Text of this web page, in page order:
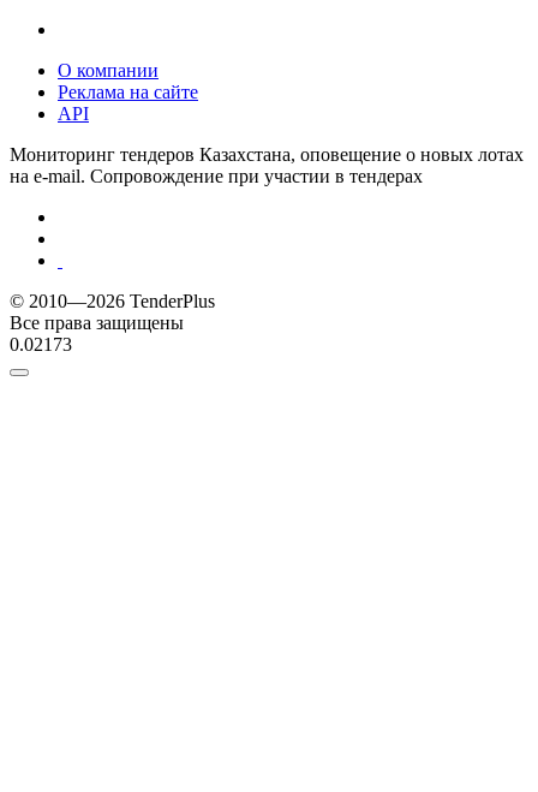
О компании
Реклама на сайте
API
Мониторинг тендеров Казахстана, оповещение о новых лотах
на e-mail. Сопровождение при участии в тендерах
© 2010—2026 TenderPlus
Все права защищены
0.02173